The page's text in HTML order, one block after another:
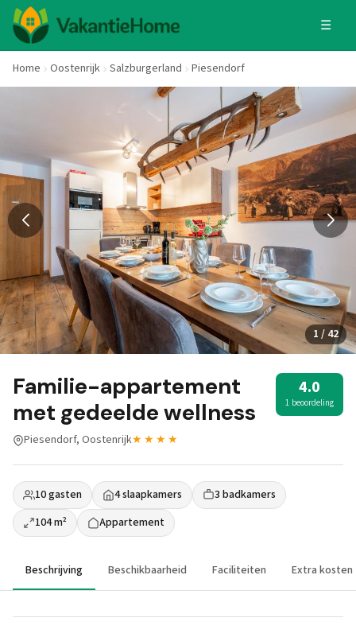
☰
Home Oostenrijk Salzburgerland Piesendorf
1 / 42
Familie-appartement
met gedeelde wellness
4.0
1 beoordeling
Piesendorf, Oostenrijk★★★★
10 gasten 4 slaapkamers
3 badkamers
104 m²
Appartement
Beschrijving Beschikbaarheid Faciliteiten Extra kosten